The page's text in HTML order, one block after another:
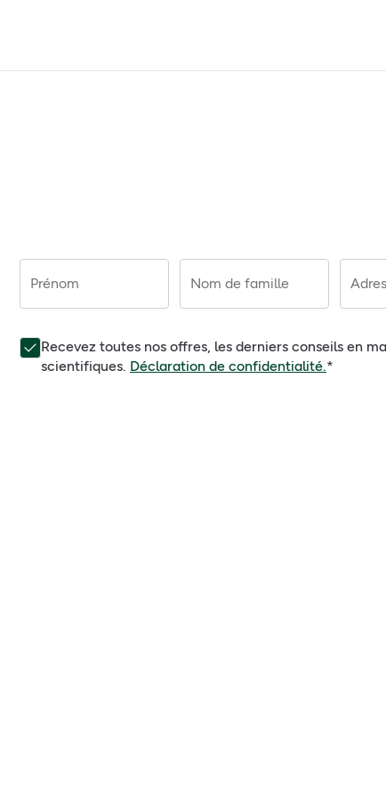
Prénom Nom de famille
Recevez toutes nos offres, les derniers conseils en
scientifiques. Déclaration de confidentialité.*